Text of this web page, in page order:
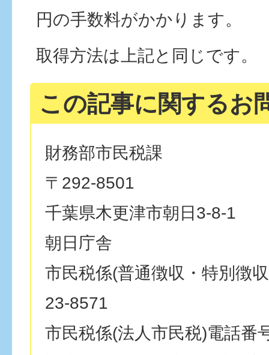
円の手数料がかかります。
取得方法は上記と同じです。
この記事に関するお
財務部市民税課
〒292-8501
千葉県木更津市朝日3-8-1
朝日庁舎
市民税係(普通徴収・特別徴
23-8571
市民税係(法人市民税)電話番